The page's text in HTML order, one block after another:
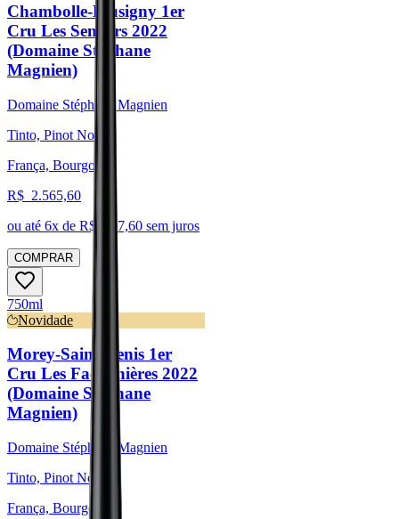
Chambolle-Musigny 1er
Cru Les Sentiers 2022
(Domaine Stéphane
Magnien)
Domaine Stéphane Magnien
Tinto, Pinot Noir
França, Bourgogne
R$ 2.565,60
ou até 6x de R$ 427,60 sem juros
COMPRAR
750ml
Novidade
Morey-Saint-Denis 1er
Cru Les Faconnières 2022
(Domaine Stéphane
Magnien)
Domaine Stéphane Magnien
Tinto, Pinot Noir
França, Bourgogne